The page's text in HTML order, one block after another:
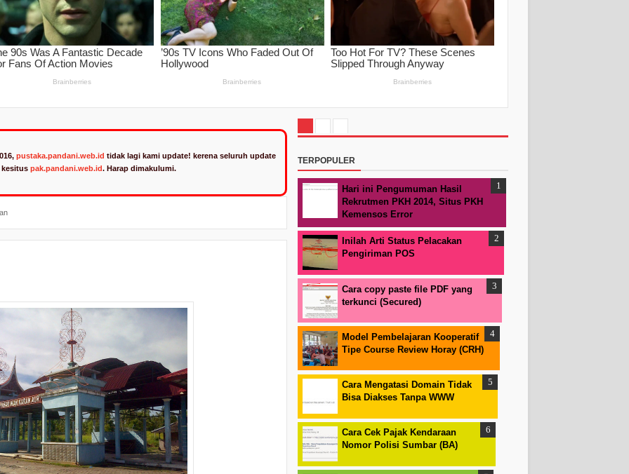
pustaka.pandani.web.id tidak lagi kami update! kerena seluruh update
kesitus pak.pandani.web.id. Harap dimakulumi.
TERPOPULER
Hari ini Pengumuman Hasil
Rekrutmen PKH 2014, Situs PKH
Kemensos Error
Inilah Arti Status Pelacakan
Pengiriman POS
Cara copy paste file PDF yang
terkunci (Secured)
Model Pembelajaran Kooperatif
Tipe Course Review Horay (CRH)
Cara Mengatasi Domain Tidak
Bisa Diakses Tanpa WWW
Cara Cek Pajak Kendaraan
Nomor Polisi Sumbar (BA)